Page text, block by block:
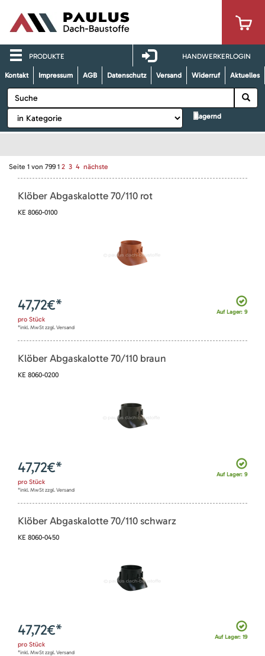
PRODUKTE HANDWERKERLOGIN
Kontakt Impressum AGB Datenschutz Versand Widerruf Aktuelles
lagernd
Seite 1 von 799 1 2 3 4 nächste
Klöber Abgaskalotte 70/110 rot
KE 8060-0100
Auf Lager: 9
47,72€*
pro Stück
*inkl. MwSt zzgl. Versand
Klöber Abgaskalotte 70/110 braun
KE 8060-0200
Auf Lager: 9
47,72€*
pro Stück
*inkl. MwSt zzgl. Versand
Klöber Abgaskalotte 70/110 schwarz
KE 8060-0450
Auf Lager: 19
47,72€*
pro Stück
*inkl. MwSt zzgl. Versand